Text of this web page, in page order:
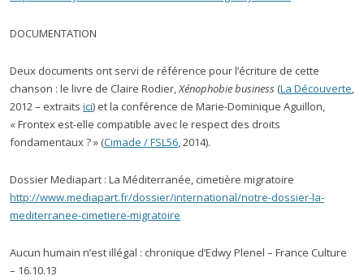
DOCUMENTATION
Deux documents ont servi de référence pour l’écriture de cette
chanson : le livre de Claire Rodier,Xénophobie business (La Découverte,
2012 – extraits ici) et la conférence de Marie-Dominique Aguillon,
« Frontex est-elle compatible avec le respect des droits
fondamentaux ? » (Cimade / FSL56, 2014).
Dossier Mediapart : La Méditerranée, cimetière migratoire
http://www.mediapart.fr/dossier/international/notre-dossier-la-
mediterranee-cimetiere-migratoire
Aucun humain n’est illégal : chronique d’Edwy Plenel – France Culture
– 16.10.13